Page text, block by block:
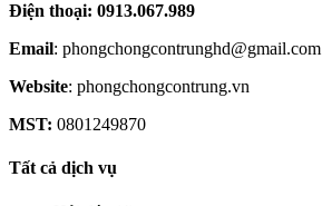
Điện thoại: 0913.067.989
Email: phongchongcontrunghd@gmail.com
Website: phongchongcontrung.vn
MST: 0801249870
Tất cả dịch vụ